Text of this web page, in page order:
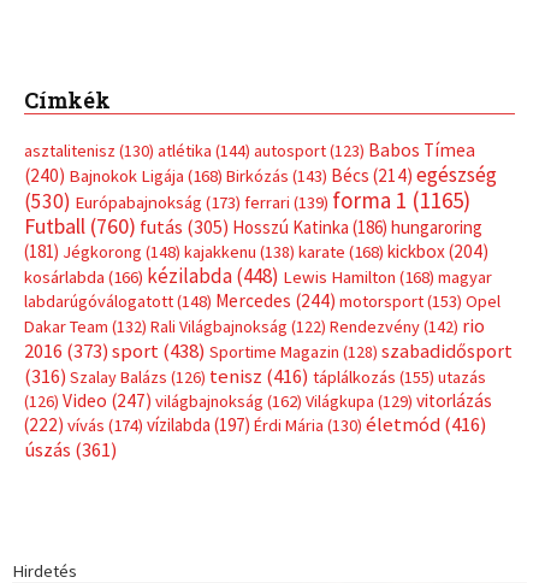
Címkék
asztalitenisz (130) atlétika (144) autosport(123) Babos Tímea
(240) Bajnokok Ligája (168) Birkózás (143) Bécs (214) egészség
(530) Európabajnokság (173) ferrari (139) forma 1 (1165)
Futball (760) futás (305) Hosszú Katinka (186) hungaroring
(181) Jégkorong (148) kajakkenu (138) karate (168) kickbox(204)
kosárlabda (166) kézilabda(448) Lewis Hamilton (168) magyar
labdarúgóválogatott(148) Mercedes (244) motorsport(153) Opel
Dakar Team (132) Rali Világbajnokság (122) Rendezvény(142) rio
2016 (373) sport(438) Sportime Magazin (128) szabadidősport
(316) Szalay Balázs (126) tenisz (416) táplálkozás (155) utazás
(126) Video (247) világbajnokság (162) Világkupa (129) vitorlázás
(222) vívás (174) vízilabda (197) Érdi Mária (130) életmód(416)
úszás (361)
Hirdetés